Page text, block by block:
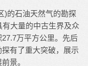
石油天然气的勘探
大量的中古生界及众
万平方公里。先后
有了重大突破，展示
景。